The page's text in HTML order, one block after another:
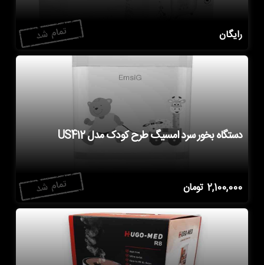
رایگان
دستگاه بخور سرد امسیگ طرح کودک مدل US412
2,100,000 تومان